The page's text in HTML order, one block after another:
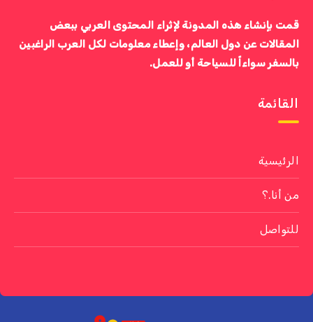
قمت بإنشاء هذه المدونة لإثراء المحتوى العربي ببعض
المقالات عن دول العالم، وإعطاء معلومات لكل العرب الراغبين
بالسفر سواءاً للسياحة أو للعمل.
القائمة
الرئيسية
من أنا.؟
للتواصل